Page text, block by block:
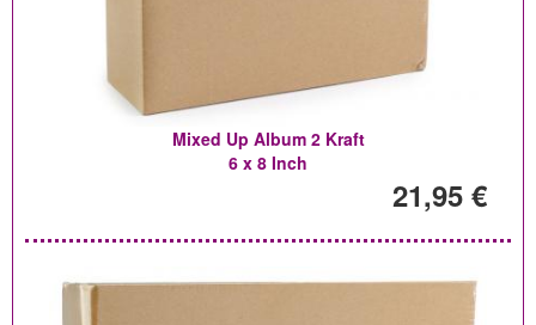
Mixed Up Album 2 Kraft
6 x 8 Inch
21,95 €